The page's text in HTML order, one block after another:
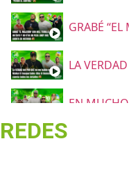
GRABÉ
LA
EN
REDES